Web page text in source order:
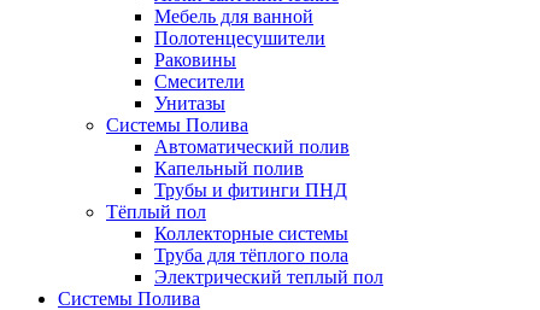
Мебель для ванной
Полотенцесушители
Раковины
Смесители
Унитазы
Системы Полива
Автоматический полив
Капельный полив
Трубы и фитинги ПНД
Тёплый пол
Коллекторные системы
Труба для тёплого пола
Электрический теплый пол
Системы Полива